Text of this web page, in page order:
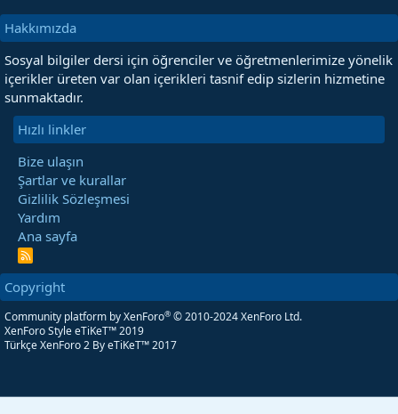
Hakkımızda
Sosyal bilgiler dersi için öğrenciler ve öğretmenlerimize yönelik
içerikler üreten var olan içerikleri tasnif edip sizlerin hizmetine
sunmaktadır.
Hızlı linkler
Bize ulaşın
Şartlar ve kurallar
Gizlilik Sözleşmesi
Yardım
Ana sayfa
R
S
Copyright
Community platform by XenForo® © 2010-2024 XenForo Ltd.
XenForo Style eTiKeT™ 2019
Türkçe XenForo 2 By eTiKeT™ 2017